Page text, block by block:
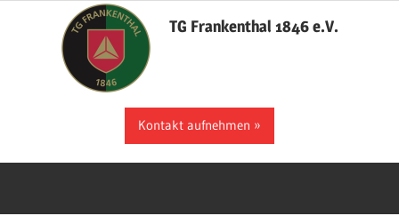
TG Frankenthal 1846 e.V.
Kontakt aufnehmen